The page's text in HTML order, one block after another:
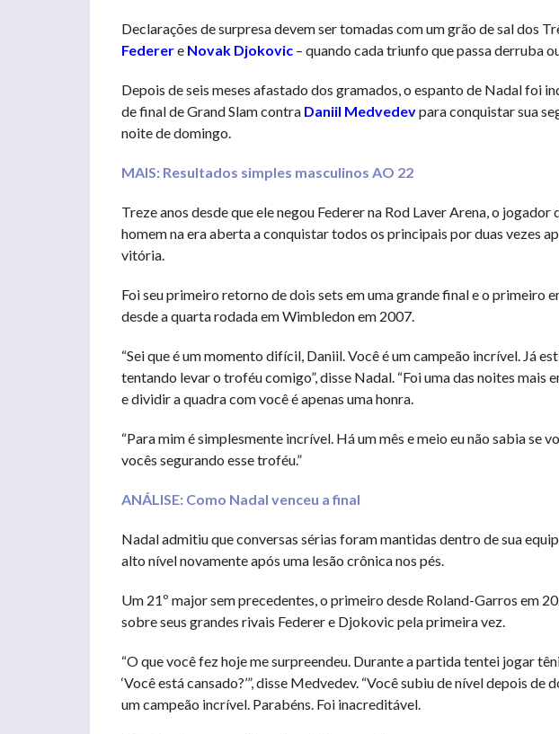
Declarações de surpresa devem ser tomadas com um grão de sal dos
Federere Novak Djokovic– quando cada triunfo que passa derruba
Depois de seis meses afastado dos gramados, o espanto de Nadal foi
de final de Grand Slam contra Daniil Medvedevpara conquistar sua
noite de domingo.
MAIS: Resultados simples masculinos AO 22
Treze anos desde que ele negou Federer na Rod Laver Arena, o
homem na era aberta a conquistar todos os principais por duas vezes
vitória.
Foi seu primeiro retorno de dois sets em uma grande final e o primeiro
desde a quarta rodada em Wimbledon em 2007.
“Sei que é um momento difícil, Daniil. Você é um campeão incrível. Já
tentando levar o troféu comigo”, disse Nadal. “Foi uma das noites mais
e dividir a quadra com você é apenas uma honra.
“Para mim é simplesmente incrível. Há um mês e meio eu não sabia se
vocês segurando esse troféu.”
ANÁLISE: Como Nadal venceu a final
Nadal admitiu que conversas sérias foram mantidas dentro de sua
alto nível novamente após uma lesão crônica nos pés.
Um 21º major sem precedentes, o primeiro desde Roland-Garros em
sobre seus grandes rivais Federer e Djokovic pela primeira vez.
“O que você fez hoje me surpreendeu. Durante a partida tentei jogar
‘Você está cansado?’”, disse Medvedev. “Você subiu de nível depois
um campeão incrível. Parabéns. Foi inacreditável.